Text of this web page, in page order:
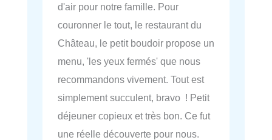
d'air pour notre famille. Pour
couronner le tout, le restaurant du
Château, le petit boudoir propose un
menu, 'les yeux fermés' que nous
recommandons vivement. Tout est
simplement succulent, bravo ! Petit
déjeuner copieux et très bon. Ce fut
une réelle découverte pour nous.